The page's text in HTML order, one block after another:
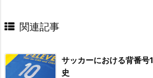
関連記事
サッカーにおける背番号
史